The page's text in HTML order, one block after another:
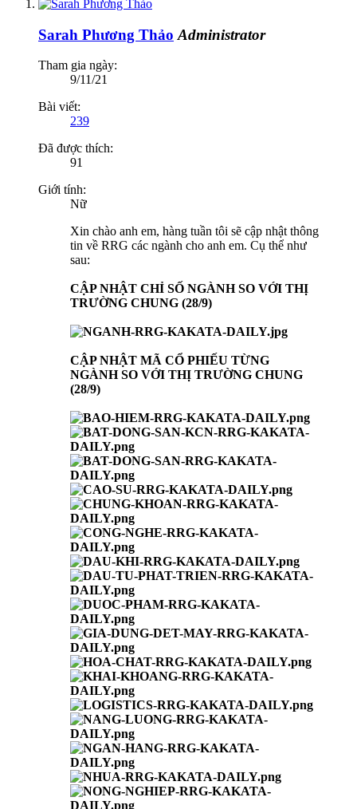
Sarah Phương Thảo Administrator
Tham gia ngày:
9/11/21
Bài viết:
239
Đã được thích:
91
Giới tính:
Nữ
Xin chào anh em, hàng tuần tôi sẽ cập nhật thông
tin về RRG các ngành cho anh em. Cụ thể như
sau:
CẬP NHẬT CHỈ SỐ NGÀNH SO VỚI THỊ
TRƯỜNG CHUNG (28/9)
CẬP NHẬT MÃ CỔ PHIẾU TỪNG
NGÀNH SO VỚI THỊ TRƯỜNG CHUNG
(28/9)